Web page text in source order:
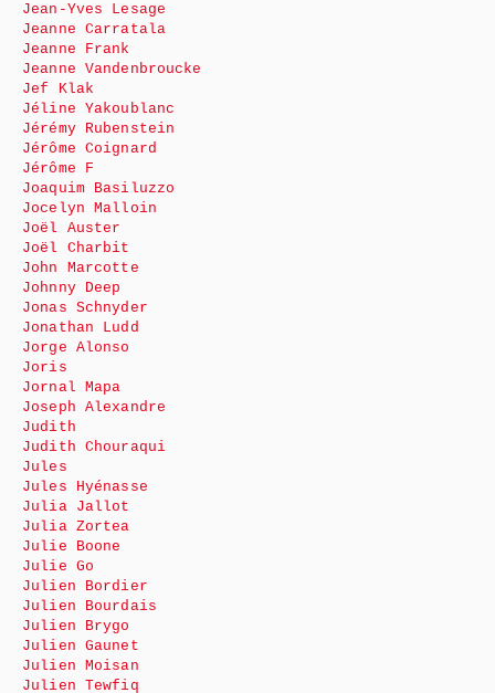
Jean-Yves Lesage
Jeanne Carratala
Jeanne Frank
Jeanne Vandenbroucke
Jef Klak
Jéline Yakoublanc
Jérémy Rubenstein
Jérôme Coignard
Jérôme F
Joaquim Basiluzzo
Jocelyn Malloin
Joël Auster
Joël Charbit
John Marcotte
Johnny Deep
Jonas Schnyder
Jonathan Ludd
Jorge Alonso
Joris
Jornal Mapa
Joseph Alexandre
Judith
Judith Chouraqui
Jules
Jules Hyénasse
Julia Jallot
Julia Zortea
Julie Boone
Julie Go
Julien Bordier
Julien Bourdais
Julien Brygo
Julien Gaunet
Julien Moisan
Julien Tewfiq